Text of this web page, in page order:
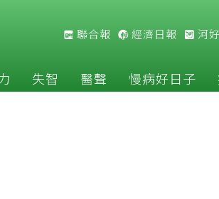
聯合報 經濟日報 河
失智 醫聲 慢病好日子